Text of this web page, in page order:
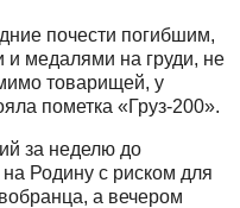
почести погибшим,
и медалями на груди, не
товарищей, у
пометка «Груз-200».
за неделю до
Родину с риском для
а вечером